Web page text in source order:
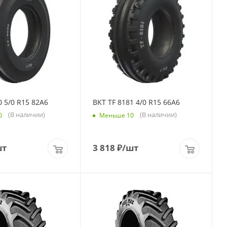
5/0 R15 82A6
(В наличии)
BKT TF 8181 4/0 R15 66A6
Меньше 10 (В наличии)
3 818 ₽/шт